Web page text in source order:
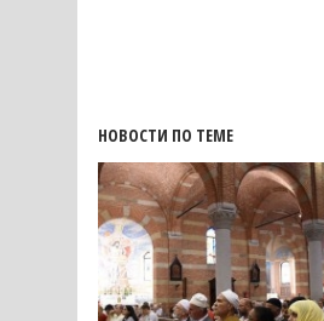
НОВОСТИ ПО ТЕМЕ